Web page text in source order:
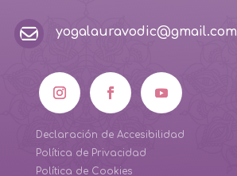
 yogalauravodic@gmail.com
Declaración de Accesibilidad
Política de Privacidad
Política de Cookies